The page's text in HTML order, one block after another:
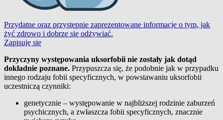
Przydatne oraz przystępnie zaprezentowane informacje o tym, jak
żyć zdrowo i dobrze się odżywiać.
Zapisuję się
Przyczyny występowania uksorfobii nie zostały jak dotąd
dokładnie poznane. Przypuszcza się, że podobnie jak w przypadku
innego rodzaju fobii specyficznych, w powstawaniu uksorfobii
uczestniczą czynniki:
genetycznie – występowanie w najbliższej rodzinie zaburzeń
psychicznych, a zwłaszcza fobii specyficznych, znacznie